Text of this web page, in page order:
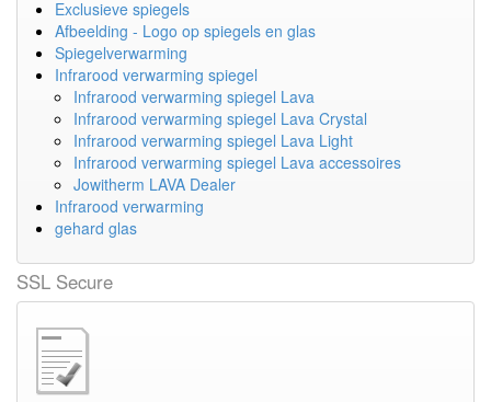
Exclusieve spiegels
Afbeelding - Logo op spiegels en glas
Spiegelverwarming
Infrarood verwarming spiegel
Infrarood verwarming spiegel Lava
Infrarood verwarming spiegel Lava Crystal
Infrarood verwarming spiegel Lava Light
Infrarood verwarming spiegel Lava accessoires
Jowitherm LAVA Dealer
Infrarood verwarming
gehard glas
SSL Secure